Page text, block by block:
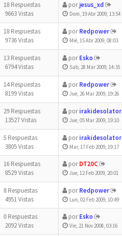
18 Respuestas
9663 Vistas
porjesus_xd
Dom, 19 Abr 2009, 13:54
18 Respuestas
9736 Vistas
porRedpower
Mié, 15 Abr 2009, 08:03
13 Respuestas
6794 Vistas
porEsko
Sab, 28 Mar 2009, 14:35
14 Respuestas
8199 Vistas
porRedpower
Jue, 26 Mar 2009, 19:26
29 Respuestas
13527 Vistas
porirakidesolator
Jue, 05 Mar 2009, 19:10
5 Respuestas
3805 Vistas
porirakidesolator
Mar, 17 Feb 2009, 19:17
16 Respuestas
8529 Vistas
porDT20C
Jue, 12 Feb 2009, 20:01
8 Respuestas
4951 Vistas
porRedpower
Lun, 02 Feb 2009, 10:49
0 Respuestas
2092 Vistas
porEsko
Vie, 21 Nov 2008, 03:16